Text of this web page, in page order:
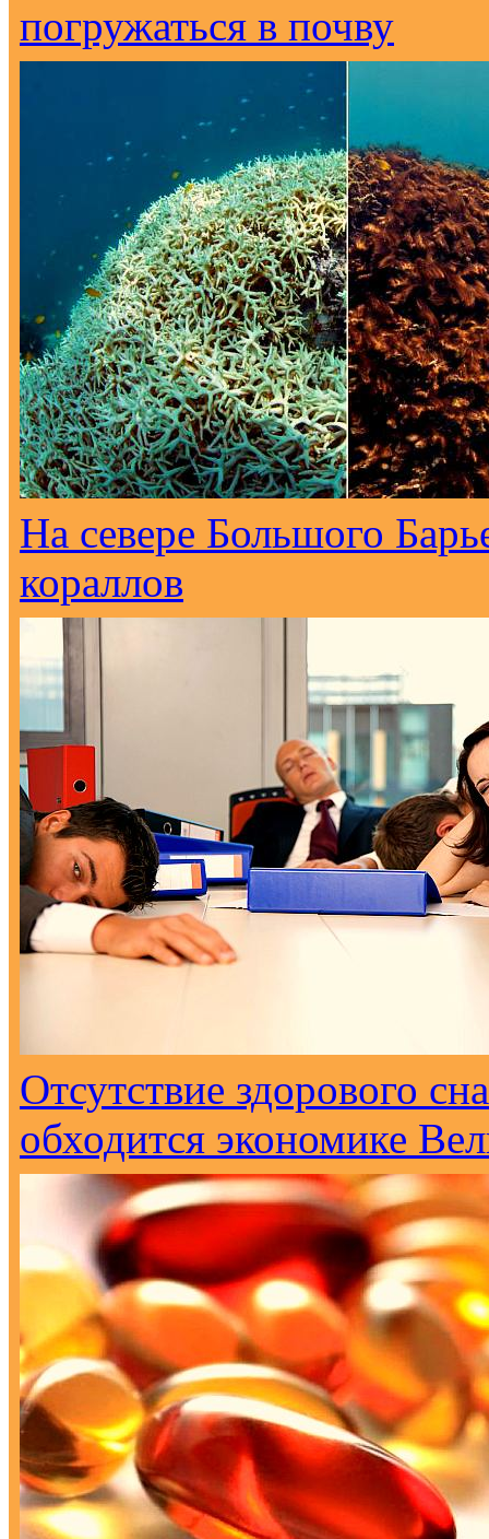
погружаться в почву
На севере Большого
кораллов
Отсутствие здорового
обходится экономике